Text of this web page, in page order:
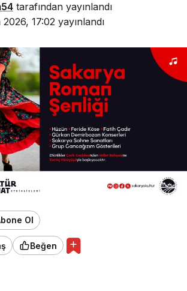
tarafından yayınlandı
2026, 17:02 yayınlandı
Ol
Beğen